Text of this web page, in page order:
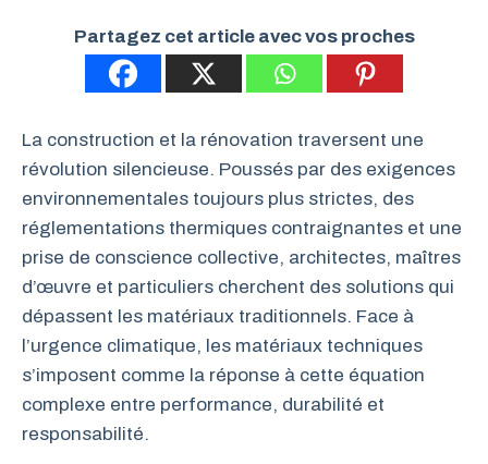
Partagez cet article avec vos proches
La construction et la rénovation traversent une
révolution silencieuse. Poussés par des exigences
environnementales toujours plus strictes, des
réglementations thermiques contraignantes et une
prise de conscience collective, architectes, maîtres
d’œuvre et particuliers cherchent des solutions qui
dépassent les matériaux traditionnels. Face à
l’urgence climatique, les matériaux techniques
s’imposent comme la réponse à cette équation
complexe entre performance, durabilité et
responsabilité.